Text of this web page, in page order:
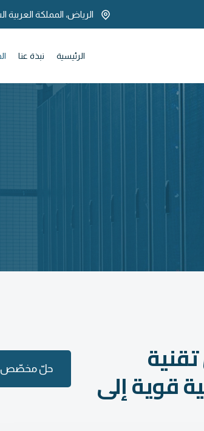
الرياض، المملكة العربية
الرئيسية نبذة عنا
قوية إلى حلّ مخصّص